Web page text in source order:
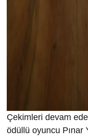
Çekimleri devam
ödüllü oyuncu Pınar